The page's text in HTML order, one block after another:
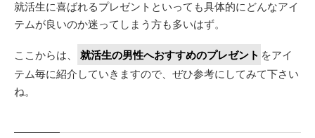
就活生に喜ばれるプレゼントといっても具体的にどんなアイ
テムが良いのか迷ってしまう方も多いはず。
ここからは、 就活生の男性へおすすめのプレゼント をアイ
テム毎に紹介していきますので、ぜひ参考にしてみて下さい
ね。